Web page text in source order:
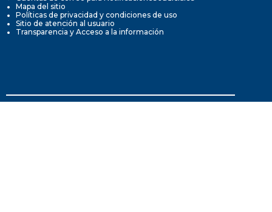
Mapa del sitio
Políticas de privacidad y condiciones de uso
Sitio de atención al usuario
Transparencia y Acceso a la información